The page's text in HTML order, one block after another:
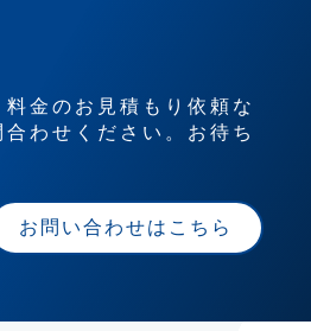
金のお見積もり依頼な
わせください。お待ち
お問い合わせはこちら